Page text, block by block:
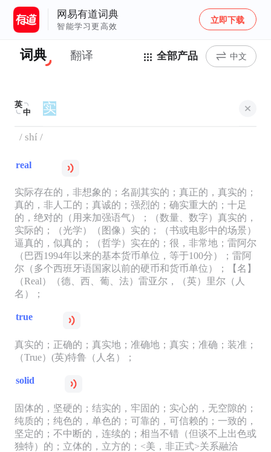
网易有道词典
智能学习更高效
立即下载
词典 翻译 全部产品 中文
英
中
/ shí /
real
实际存在的，非想象的；名副其实的；真正的，真实的；
真的，非人工的；真诚的；强烈的；确实重大的；十足
的，绝对的（用来加强语气）；（数量、数字）真实的，
实际的；（光学）（图像）实的；（书或电影中的场景）
逼真的，似真的；（哲学）实在的；很，非常地；雷阿尔
（巴西1994年以来的基本货币单位，等于100分）；雷阿
尔（多个西班牙语国家以前的硬币和货币单位）；【名】
（Real）（德、西、葡、法）雷亚尔，（英）里尔（人
名）；
true
真实的；正确的；真实地；准确地；真实；准确；装准；
（True）(英)特鲁（人名）；
solid
固体的，坚硬的；结实的，牢固的；实心的，无空隙的；
纯质的；纯色的，单色的；可靠的，可信赖的；一致的，
坚定的；不中断的，连续的；相当不错（但谈不上出色或
独特）的；立体的，立方的；<美，非正式>关系融洽